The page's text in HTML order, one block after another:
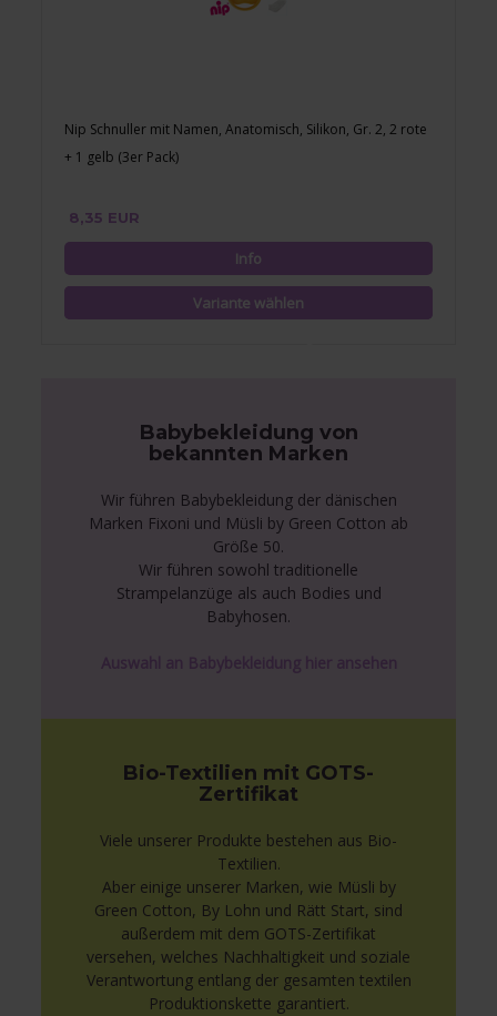
Nip Schnuller mit Namen, Anatomisch, Silikon, Gr. 2, 2 rote
+ 1 gelb (3er Pack)
8,35 EUR
Babybekleidung von
bekannten Marken
Wir führen Babybekleidung der dänischen
Marken Fixoni und Müsli by Green Cotton ab
Größe 50.
Wir führen sowohl traditionelle
Strampelanzüge als auch Bodies und
Babyhosen.
Auswahl an Babybekleidung hier ansehen
Bio-Textilien mit GOTS-
Zertifikat
Viele unserer Produkte bestehen aus Bio-
Textilien.
Aber einige unserer Marken, wie Müsli by
Green Cotton, By Lohn und Rätt Start, sind
außerdem mit dem GOTS-Zertifikat
versehen, welches Nachhaltigkeit und soziale
Verantwortung entlang der gesamten textilen
Produktionskette garantiert.